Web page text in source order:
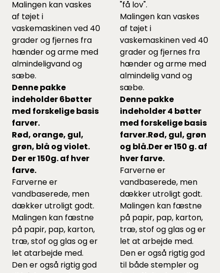
Malingen kan vaskes
af tøjet i
vaskemaskinen ved 40
grader og fjernes fra
hænder og arme med
almindeligvand og
sæbe.
Denne pakke
indeholder 6bøtter
med forskelige basis
farver.
Rød, orange, gul,
grøn, blå og violet.
Der er 150g. af hver
farve.
Farverne er
vandbaserede, men
dækker utroligt godt.
Malingen kan fæstne
på papir, pap, karton,
træ, stof og glas og er
let atarbejde med.
Den er også rigtig god
"få lov".
Malingen kan vaskes
af tøjet i
vaskemaskinen ved 40
grader og fjernes fra
hænder og arme med
almindelig vand og
sæbe.
Denne pakke
indeholder 4 bøtter
med forskelige basis
farver.Rød, gul, grøn
og blå.Der er 150 g. af
hver farve.
Farverne er
vandbaserede, men
dækker utroligt godt.
Malingen kan fæstne
på papir, pap, karton,
træ, stof og glas og er
let at arbejde med.
Den er også rigtig god
til både stempler og